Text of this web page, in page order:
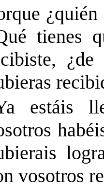
tienes
estáis
vosotros